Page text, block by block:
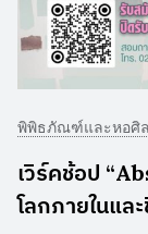
พิพิธภัณฑ์และหอศิ
เวิร์คช้อป
โลกภายในแล